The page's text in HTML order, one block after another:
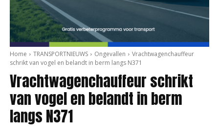
Home TRANSPORTNIEUWS Ongevallen
Vrachtwagenchauffeur
schrikt van vogel en belandt in berm langs N371
Vrachtwagenchauffeur schrikt
van vogel en belandt in berm
langs N371